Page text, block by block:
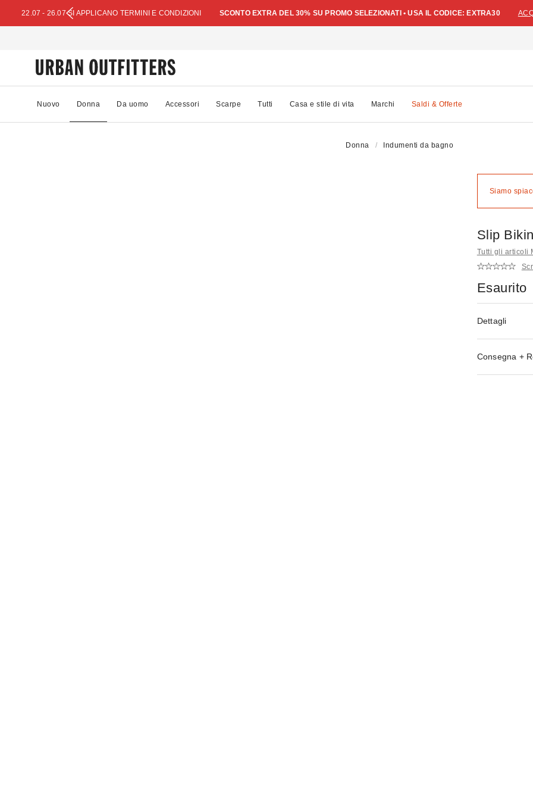
22.07 - 26.07 SI APPLICANO TERMINI E CONDIZIONI SCONTO EXTRA DEL 30% SU PROMO SELEZIONATI • USA IL CODICE: EXTRA30
Nuovo Donna Da uomo Accessori Scarpe Tutti Casa e stile di vita Marchi Saldi & Offerte
Donna Indumenti da bagno
Siamo
Slip
Tutti gli articoli
Esaurito
Dettagli
Consegna +